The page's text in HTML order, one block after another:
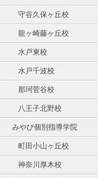
守谷久保ヶ丘校
龍ヶ崎藤ヶ丘校
水戸東校
水戸千波校
那珂菅谷校
八王子北野校
みやび個別指導学院
町田小山ヶ丘校
神奈川厚木校